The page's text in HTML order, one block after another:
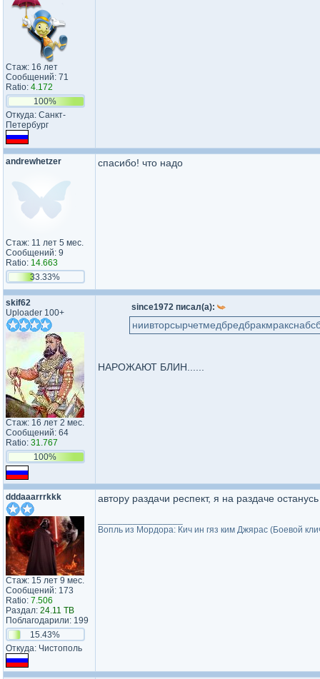
Стаж: 16 лет
Сообщений: 71
Ratio: 4.172
100%
Откуда: Санкт-
Петербург
andrewhetzer
Стаж: 11 лет 5 мес.
Сообщений: 9
Ratio: 14.663
33.33%
спасибо! что надо
skif62
Uploader 100+
Стаж: 16 лет 2 мес.
Сообщений: 64
Ratio: 31.767
100%
since1972 писал(а):
НАРОЖАЮТ БЛИН......
dddaaarrrkkk
Стаж: 15 лет 9 мес.
Сообщений: 173
Ratio: 7.506
Раздал: 24.11 TB
Поблагодарили: 199
15.43%
Откуда: Чистополь
автору раздачи респект, я на раздаче
Вопль из Мордора: Кич ин гяз ким Джярас (Боевой